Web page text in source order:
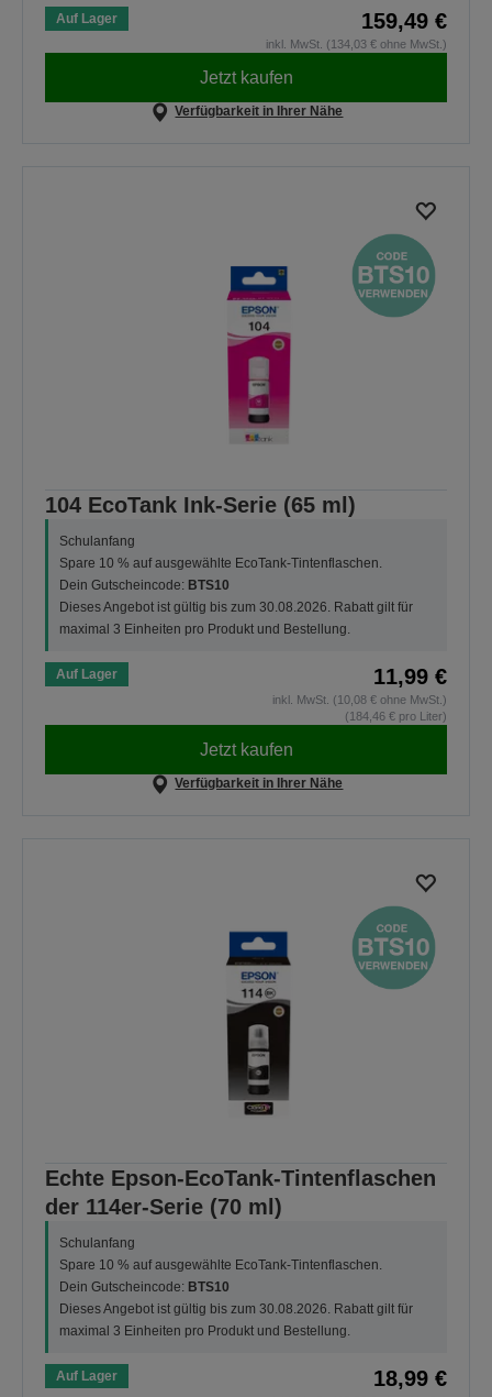
Auf Lager 159,49 €
inkl. MwSt. (134,03 € ohne MwSt.)
Jetzt kaufen
Verfügbarkeit in Ihrer Nähe
104 EcoTank Ink-Serie (65 ml)
Schulanfang
Spare 10 % auf ausgewählte EcoTank-Tintenflaschen.
Dein Gutscheincode: BTS10
Dieses Angebot ist gültig bis zum 30.08.2026. Rabatt gilt für
maximal 3 Einheiten pro Produkt und Bestellung.
Auf Lager 11,99 €
inkl. MwSt. (10,08 € ohne MwSt.)
(184,46 € pro Liter)
Jetzt kaufen
Verfügbarkeit in Ihrer Nähe
Echte Epson-EcoTank-Tintenflaschen
der 114er-Serie (70 ml)
Schulanfang
Spare 10 % auf ausgewählte EcoTank-Tintenflaschen.
Dein Gutscheincode: BTS10
Dieses Angebot ist gültig bis zum 30.08.2026. Rabatt gilt für
maximal 3 Einheiten pro Produkt und Bestellung.
Auf Lager 18,99 €